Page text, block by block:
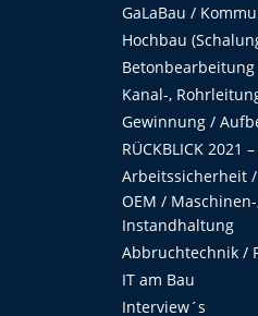
GaLaBau /
Hochbau
Kanal-,
Gewinnung /
RÜCKBLICK 2021
Arbeitssicherheit
OEM /
Instandhaltung
Abbruchtechnik /
IT am Bau
Interview´s